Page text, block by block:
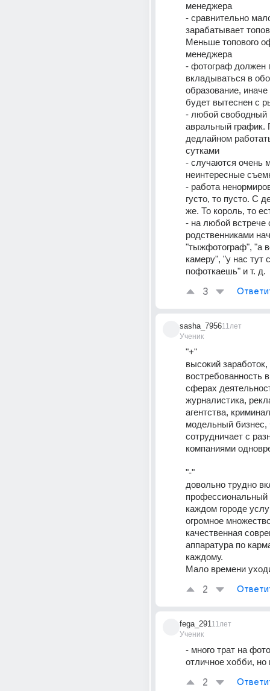
менеджера
- сравнительно
зарабатывает
Меньше топового
менеджера
- фотограф должен
вкладываться в
образование, иначе
будет вытеснен с
- любой свободный
авральный график.
дедлайном
сутками
- случаются очень
неинтересные
- работа
густо, то пусто. С
же. То король, то
- на любой встрече
родственниками
"тыжфотограф", "а
камеру", "у нас тут
пофоткаешь" и т. д.
3
sasha_7956
Ученик
11лет
"+"
высокий заработок,
востребованность
сферах
журналистика,
агентства,
модельный бизнес,
сотрудничает с
компаниями
"-"
довольно трудно
каждом городе
огромное
качественная
аппаратура по
каждому.
Мало времени
2
fega_291
Ученик
11лет
- много трат на
отличное хобби,
2